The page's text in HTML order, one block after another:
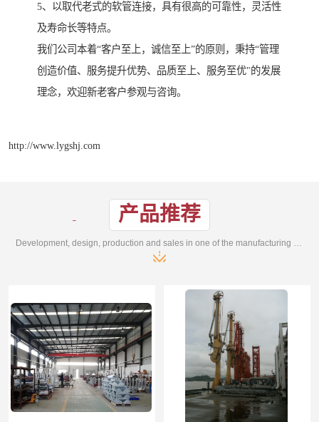
5、以取代老式的软管连接，具有很高的可靠性，灵活性
及寿命长等特点。
我们公司本着“客户至上，诚信至上”的原则，秉持“管理
创造价值、服务提升优势、品质至上、服务至优"的发展
理念，欢迎新老客户参观与咨询。
http://www.lygshj.com
产品推荐